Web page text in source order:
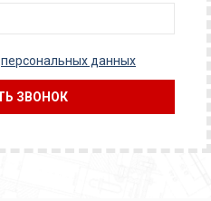
персональных данных